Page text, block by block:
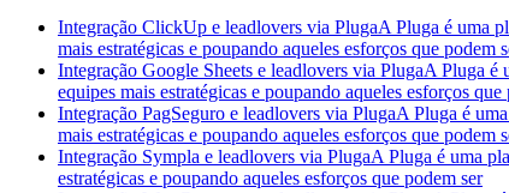
Integração ClickUp e leadlovers via PlugaA Pluga é uma
mais estratégicas e poupando aqueles esforços que podem
Integração Google Sheets e leadlovers via PlugaA Pluga é
equipes mais estratégicas e poupando aqueles esforços que
Integração PagSeguro e leadlovers via PlugaA Pluga é
mais estratégicas e poupando aqueles esforços que podem
Integração Sympla e leadlovers via PlugaA Pluga é uma
estratégicas e poupando aqueles esforços que podem ser